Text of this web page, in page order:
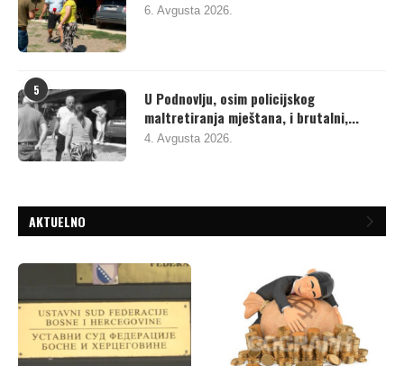
6. Avgusta 2026.
5
U Podnovlju, osim policijskog
maltretiranja mještana, i brutalni,...
4. Avgusta 2026.
AKTUELNO